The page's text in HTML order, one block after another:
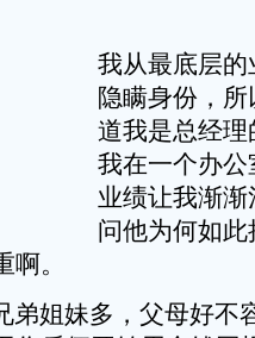
我从最底层
隐瞒身份，
道我是总经
我在一个办
业绩让我渐
问他为何如
。
姐妹多，父母好不